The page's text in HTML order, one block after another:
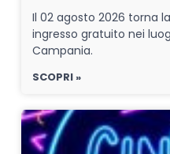
Il 02 agosto 2026 torna
ingresso gratuito nei
Campania.
SCOPRI »